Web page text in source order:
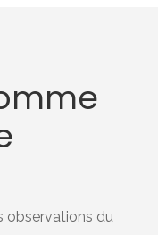
observations du